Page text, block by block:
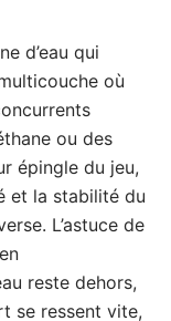
d’eau qui
où
ou des
épingle du jeu,
et la stabilité du
L’astuce de
reste dehors,
se ressent vite,